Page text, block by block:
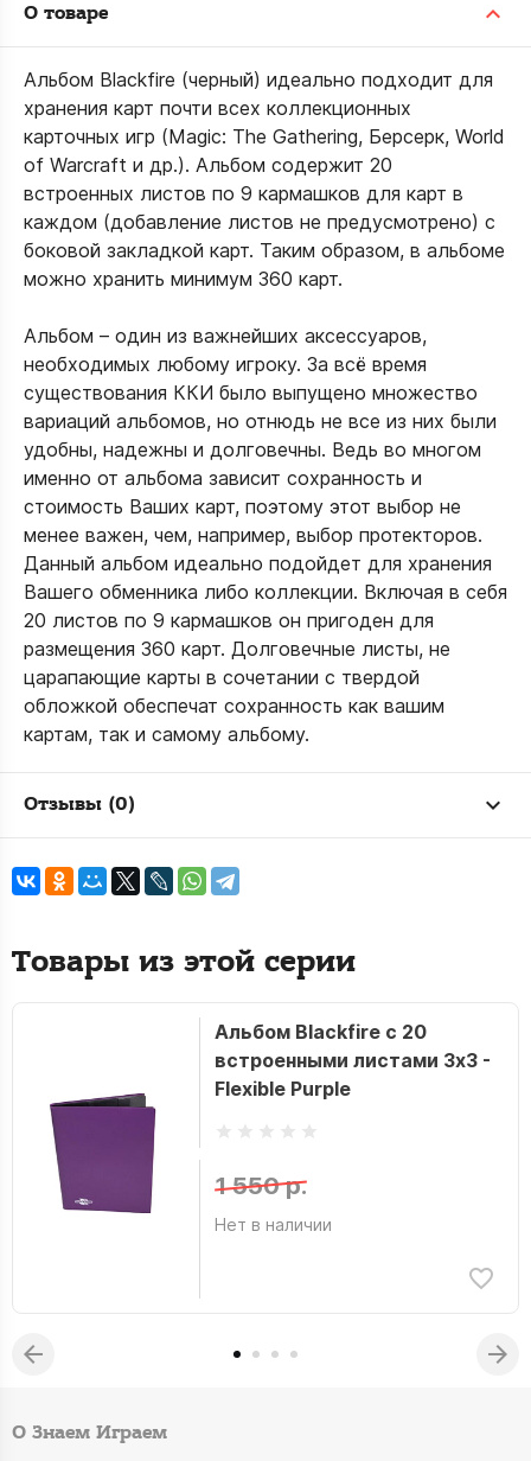
О товаре
Альбом Blackfire (черный) идеально подходит для
хранения карт почти всех коллекционных
карточных игр (Magic: The Gathering, Берсерк, World
of Warcraft и др.). Альбом содержит 20
встроенных листов по 9 кармашков для карт в
каждом (добавление листов не предусмотрено) с
боковой закладкой карт. Таким образом, в альбоме
можно хранить минимум 360 карт.
Альбом – один из важнейших аксессуаров,
необходимых любому игроку. За всё время
существования ККИ было выпущено множество
вариаций альбомов, но отнюдь не все из них были
удобны, надежны и долговечны. Ведь во многом
именно от альбома зависит сохранность и
стоимость Ваших карт, поэтому этот выбор не
менее важен, чем, например, выбор протекторов.
Данный альбом идеально подойдет для хранения
Вашего обменника либо коллекции. Включая в себя
20 листов по 9 кармашков он пригоден для
размещения 360 карт. Долговечные листы, не
царапающие карты в сочетании с твердой
обложкой обеспечат сохранность как вашим
картам, так и самому альбому.
Отзывы (0)
Товары из этой серии
Альбом Blackfire c 20
встроенными листами 3х3 -
Flexible Purple
1 550 р.
Нет в наличии
О Знаем Играем